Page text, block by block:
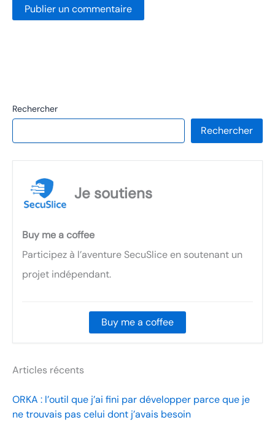
Rechercher
Rechercher
Je soutiens
Buy me a coffee
Participez à l’aventure SecuSlice en soutenant un
projet indépendant.
Buy me a coffee
Articles récents
ORKA : l’outil que j’ai fini par développer parce que je
ne trouvais pas celui dont j’avais besoin